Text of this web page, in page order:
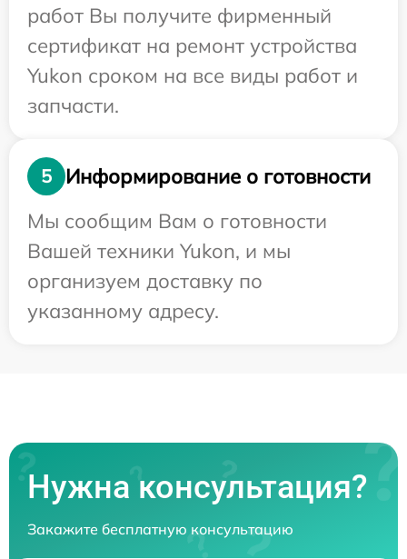
работ Вы получите фирменный
сертификат на ремонт устройства
Yukon сроком на все виды работ и
запчасти.
5
Информирование о готовности
Мы сообщим Вам о готовности
Вашей техники Yukon, и мы
организуем доставку по
указанному адресу.
Нужна консультация?
Закажите бесплатную консультацию